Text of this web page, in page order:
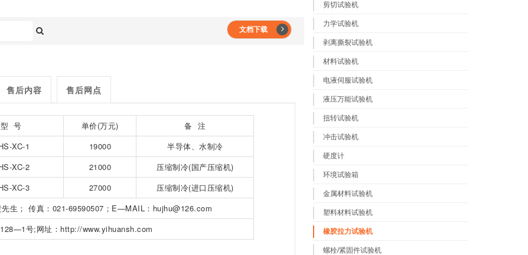
文档下载
售后内容 售后网点
型 号 单价(万元)
备 注
XC-1 19000
半导体、水制冷
XC-2 21000
压缩制冷(国产压缩机)
XC-3 27000
压缩制冷(进口压缩机)
生； 传真：021-69590507；E—MAIL：hujhu@126.com
号;网址：http://www.yihuansh.com
剪切试验机
力学试验机
剥离撕裂试验机
材料试验机
电液伺服试验机
液压万能试验机
扭转试验机
冲击试验机
硬度计
环境试验箱
金属材料试验机
塑料材料试验机
橡胶拉力试验机
螺栓/紧固件试验机